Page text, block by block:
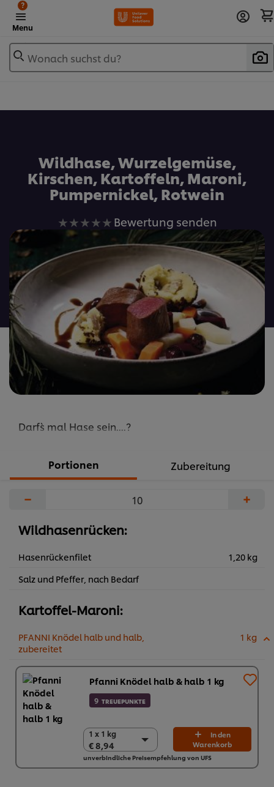
Menu
?
Wonach suchst du?
Wildhase, Wurzelgemüse,
Kirschen, Kartoffeln, Maroni,
Pumpernickel, Rotwein
Keine
Bewertungen
für
dieses
recipe
abgegeben
Bewertung senden
Darf`s mal Hase sein....?
Portionen Zubereitung
− +
Wildhasenrücken:
Hasenrückenfilet
1,20 kg
Salz und Pfeffer, nach Bedarf
Kartoffel-Maroni:
PFANNI Knödel halb und halb,
zubereitet
1 kg
Pfanni Knödel halb & halb 1 kg
9 TREUEPUNKTE
1 x 1 kg
€ 8,94
1 x 1 kg
€ 8,94
12 x 1 kg
In den
Warenkorb
unverbindliche Preisempfehlung von UFS